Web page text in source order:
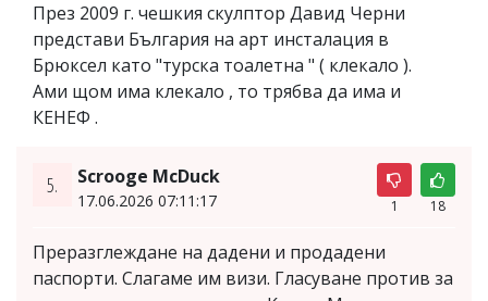
През 2009 г. чешкия скулптор Давид Черни
представи България на арт инсталация в
Брюксел като "турска тоалетна " ( клекало ).
Ами щом има клекало , то трябва да има и
КЕНЕФ .
5. Scrooge McDuck
17.06.2026 07:11:17 1 18
Преразглеждане на дадени и продадени
паспорти. Слагаме им визи. Гласуване против за